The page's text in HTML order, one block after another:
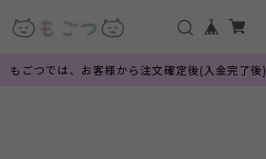
ごつでは、お客様から注文確定後(入金完了後)